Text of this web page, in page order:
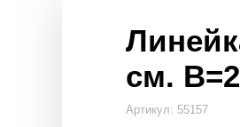
см.
Артикул: 55157